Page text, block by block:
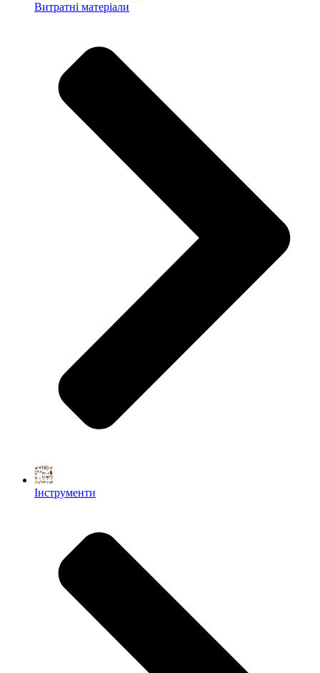
Витратні матеріали
Інструменти